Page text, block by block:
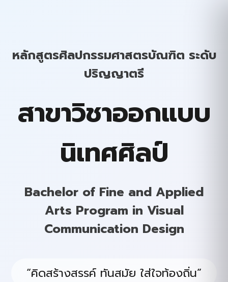
หลักสูตรศิลปกรรมศาสตรบัณฑิต ระดับ
ปริญญาตรี
สาขาวิชาออกแบบ
นิเทศศิลป์
Bachelor of Fine and Applied
Arts Program in Visual
Communication Design
“คิดสร้างสรรค์ ทันสมัย ใส่ใจท้องถิ่น”